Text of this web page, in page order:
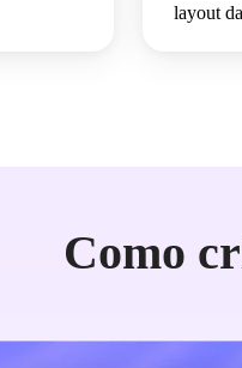
layout
Como